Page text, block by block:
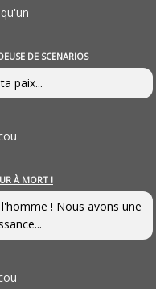
DE SCENARIOS
paix...
À MORT !
! Nous avons une